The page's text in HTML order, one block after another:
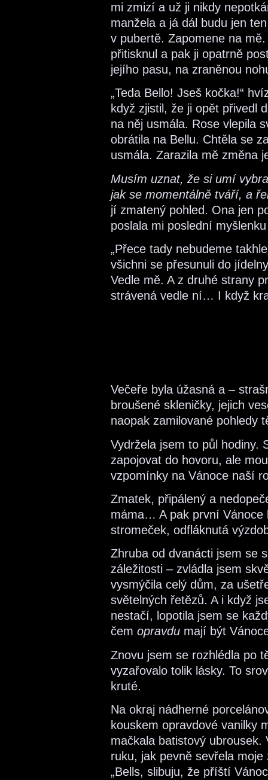
mi zmizí a už ji nikdy
manžela a já dál budu jen
v pubertě. Zapomene na
přitisknul a pak ji opatrně
jejího pasu, na zraněnou
„Teda Bello! Jseš kočka!“
když zjistil, že ji opět přivedl
na něj usmála. Rose vlepila
obrátila na Bellu. Chtěla se
usmála. Zarazila mě změna
Musím uznat, že si umí
jak se momentálně tváří, a
jí zmatený pohled. Ona jen
poslala mi poslední
„Přece tady nebudeme
všichni se přesunuli do
Vedle mě. A z druhé strany
strávená vedle ní… I když
Večeře byla úžasná a –
broušené skleničky, jejich
naopak zamilované pohledy
Vydržela jsem to půl hodiny.
zapojovat do hovoru, ale
vzpomínky na Vánoce naší
Zmatek, připálený a
máma… A pak první Vánoce
stromeček, odfláknutá
Zhruba od dvanácti jsem se
záležitosti – zvládla jsem
vysmýčila celý dům, za
světelných řetězů. A i když
nestačí, lopotila jsem se
čem opravdu mají být
Znovu jsem se rozhlédla po
vyzařovalo tolik lásky. To
kruté.
Na okraj nádherné
kouskem opravdové vanilky
mačkala batistový
ruku, jak pevně sevřela
„Bells, slibuju, že příští